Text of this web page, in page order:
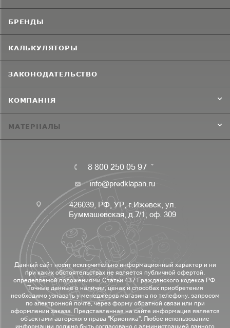
БРЕНДЫ
КАЛЬКУЛЯТОРЫ
ЗАКОНОДАТЕЛЬСТВО
КОМПАНИЯ
МАТЕРИАЛЫ
8 800 250 05 97
info@predklapan.ru
426039, РФ, УР, г.Ижевск, ул.
Буммашевская, д.7/1, оф. 309
Данный сайт носит исключительно информационный характер и ни
при каких обстоятельствах не является публичной офертой,
определяемой положениями Статьи 437 Гражданского кодекса РФ.
Точные данные о наличии, ценах и способах приобретения
необходимо узнавать у менеджеров магазина по телефону, запросом
по электронной почте, через форму обратной связи или при
оформлении заказа. Представленная на сайте информация является
объектами авторского права "Крионика". Любое использование
информации должно быть согласовано с администрацией данного